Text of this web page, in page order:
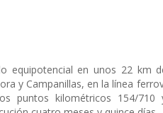
equipotencial en unos 22 km
y Campanillas, en la línea
puntos kilométricos 154/